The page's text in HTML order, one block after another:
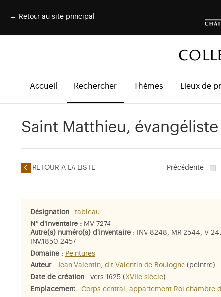
← Retour au site principal
Accueil Rechercher Thèmes Lieux de
Saint Matthieu, évangéliste
RETOUR A LA LISTE Précédente
Désignation : tableau
N° d'inventaire : MV 7274
Autre(s) numéro(s) d'inventaire : INV 8248, MR 2544, V
INV.1850 2457
Domaine : Peintures
Auteur: Jean Valentin, dit Valentin de Boulogne (peintre)
Date de création : vers 1625 ( XVIIe siècle)
Emplacement : Corps central, appartement Roi chambre